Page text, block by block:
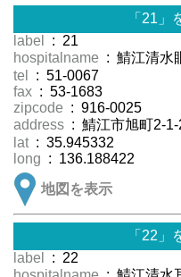
「21」
label
: 21
hospitalname : 鯖江清水
tel
: 51-0067
fax : 53-1683
zipcode : 916-0025
address : 鯖江市旭町2-1-
lat : 35.945332
long : 136.188422
地図を表示
「22」
label
: 22